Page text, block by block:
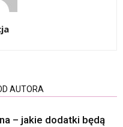
AUTORA
– jakie dodatki będą